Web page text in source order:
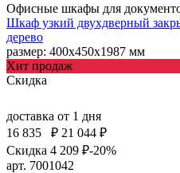
Офисные шкафы для
Шкаф узкий двухдверный
дерево
размер: 400х450х1987 мм
Хит продаж
Скидка
доставка от 1 дня
16 835
₽ 21 044 ₽
Скидка 4 209 ₽-20%
арт. 7001042